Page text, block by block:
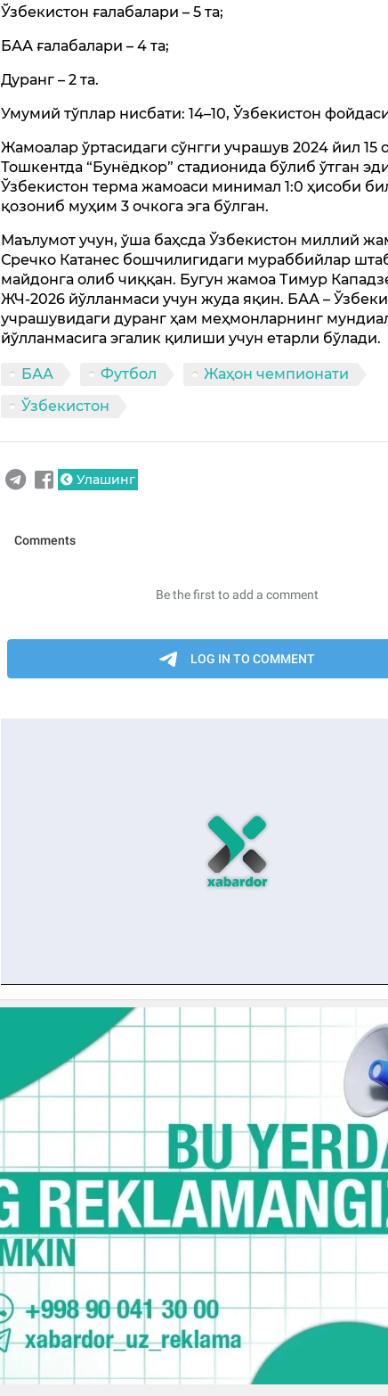
Ўзбекистон ғалабалари – 5 та;
БАА ғалабалари – 4 та;
Дуранг – 2 та.
Умумий тўплар нисбати: 14–10, Ўзбекистон
Жамоалар ўртасидаги сўнгги учрашув 2024 йил 15
Тошкентда “Бунёдкор” стадионида бўлиб ўтган
Ўзбекистон терма жамоаси минимал 1:0 ҳисоби
қозониб муҳим 3 очкога эга бўлган.
Маълумот учун, ўша баҳсда Ўзбекистон миллий
Сречко Катанес бошчилигидаги мураббийлар
майдонга олиб чиққан. Бугун жамоа Тимур
ЖЧ-2026 йўлланмаси учун жуда яқин. БАА –
учрашувидаги дуранг ҳам меҳмонларнинг
йўлланмасига эгалик қилиши учун етарли бўлади.
БАА Футбол
Жаҳон чемпионати
Ўзбекистон
Улашинг